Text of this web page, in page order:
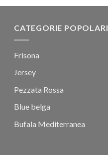
CATEGORIE POPOLARI
Frisona
Jersey
Pezzata Rossa
Blue belga
Bufala Mediterranea